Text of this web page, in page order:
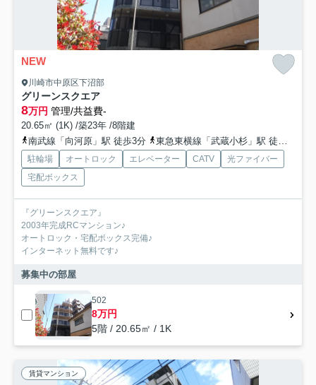
NEW
川崎市中原区下沼部
グリーンスクエア
8万円 管理/共益費-
20.65㎡ (1K) /築23年 /8階建
南武線「向河原」駅 徒歩3分
東急東横線「武蔵小杉」駅 徒歩11分
駐輪場 オートロック エレベーター CATV
光ファイバー
宅配ボックス
『グリーンスクエア』
2003年完成RCマンション♪
オートロック・宅配ボックス完備♪
インターネット無料です♪
募集中の部屋
502
8万円
5階 / 20.65㎡ / 1K
賃貸マンション